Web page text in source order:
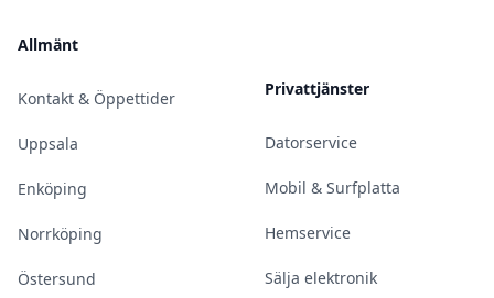
Allmänt
Kontakt & Öppettider
Uppsala
Enköping
Norrköping
Östersund
Privattjänster
Datorservice
Mobil & Surfplatta
Hemservice
Sälja elektronik